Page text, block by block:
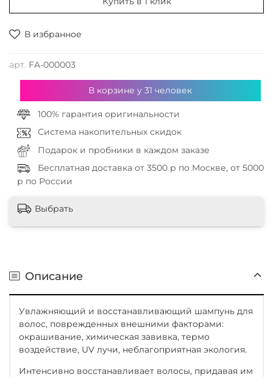
В избранное
арт. FA-000003
В корзине у31 человек
100% гарантия оригинальности
Система накопительных скидок
Подарок и пробники в каждом заказе
Бесплатная доставка от 3500 р по Москве, от 5000
р по России
Выбрать
Описание
Увлажняющий и восстанавливающий шампунь для
волос, поврежденных внешними факторами:
окрашивание, химическая завивка, термо
воздействие, UV лучи, неблагоприятная экология.
Интенсивно восстанавливает волосы, придавая им